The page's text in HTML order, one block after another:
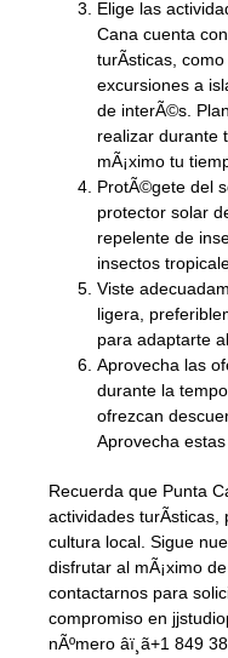
Elige las
Cana cuenta
turÃ­sticas,
excursiones a
de interÃ©s.
realizar durante
mÃ¡ximo tu
ProtÃ©gete del
protector solar
repelente de
insectos
Viste
ligera,
para adaptarte
Aprovecha las
durante la
ofrezcan
Aprovecha
Recuerda que Punta
actividades turÃ­sticas,
cultura local. Sigue
disfrutar al mÃ¡ximo
contactarnos para
compromiso en
nÃºmero âï¸ã+1